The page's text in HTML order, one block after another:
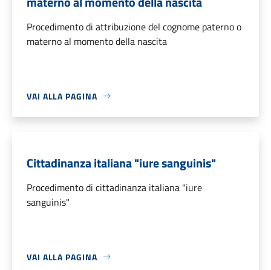
Procedimento di attribuzione del cognome paterno o
materno al momento della nascita
VAI ALLA PAGINA
Cittadinanza italiana "iure sanguinis"
Procedimento di cittadinanza italiana "iure
sanguinis"
VAI ALLA PAGINA